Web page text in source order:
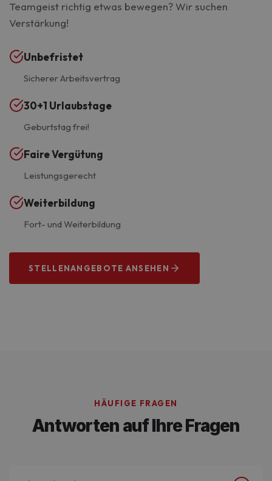
Teamgeist richtig etwas bewegen? Wir suchen
Verstärkung!
Unbefristet
Sicherer Arbeitsvertrag
30+1 Urlaubstage
Geburtstag frei!
Faire Vergütung
Leistungsgerecht
Weiterbildung
Fort- und Weiterbildung
STELLENANGEBOTE ANSEHEN
HÄUFIGE FRAGEN
Antworten auf Ihre Fragen